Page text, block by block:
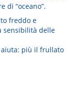
di “oceano”.
freddo e
sensibilità delle
aiuta: più il frullato